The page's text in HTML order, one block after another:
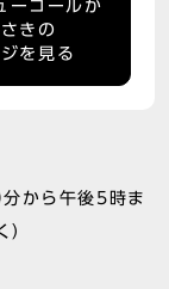
ーコールか
きの
を見る
から午後5時ま
）